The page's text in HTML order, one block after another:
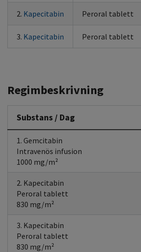
2. Kapecitabin Peroral tablett
3. Kapecitabin Peroral tablett
Regimbeskrivning
Substans / Dag
1. Gemcitabin
Intravenös infusion
1000 mg/m²
2. Kapecitabin
Peroral tablett
830 mg/m²
3. Kapecitabin
Peroral tablett
830 mg/m²